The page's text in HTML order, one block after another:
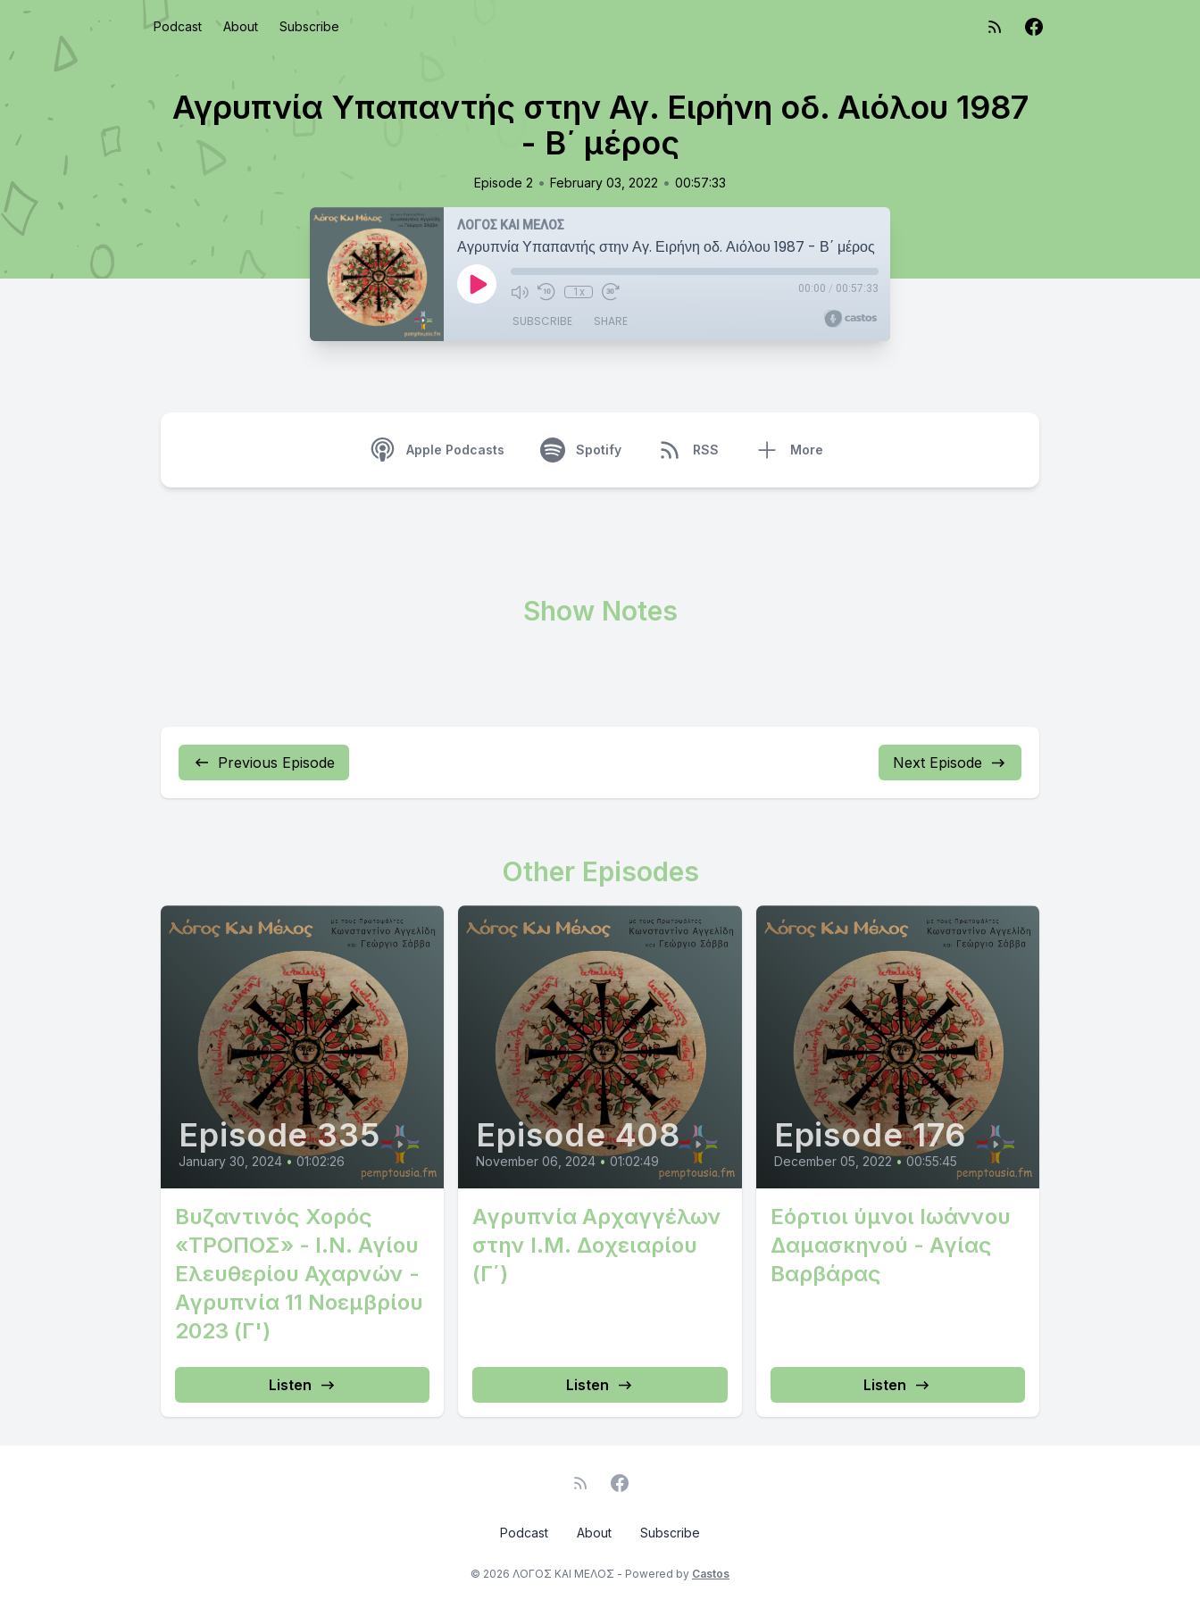
Podcast About Subscribe
Αγρυπνία Υπαπαντής στην Αγ. Ειρήνη οδ. Αιόλου 1987
- Β΄ μέρος
Episode 2 • February 03, 2022 • 00:57:33
ΛΟΓΟΣ ΚΑΙ ΜΕΛΟΣ
Αγρυπνία Υπαπαντής στην Αγ. Ειρήνη οδ. Αιόλου 1987 - Β΄ μέρος
1x 00:00 / 00:57:33
SUBSCRIBE SHARE
Apple Podcasts Spotify RSS More
Show Notes
Previous Episode Next Episode
Other Episodes
Episode 335
January 30, 2024 • 01:02:26
Βυζαντινός Χορός
«ΤΡΟΠΟΣ» - Ι.Ν. Αγίου
Ελευθερίου Αχαρνών -
Αγρυπνία 11 Νοεμβρίου
2023 (Γ')
Listen
Episode 408
November 06, 2024 • 01:02:49
Αγρυπνία Αρχαγγέλων
στην Ι.Μ. Δοχειαρίου
(Γ΄)
Listen
Episode 176
December 05, 2022 • 00:55:45
Εόρτιοι ύμνοι Ιωάννου
Δαμασκηνού - Αγίας
Βαρβάρας
Listen
Podcast About Subscribe
© 2026 ΛΟΓΟΣ ΚΑΙ ΜΕΛΟΣ - Powered by Castos